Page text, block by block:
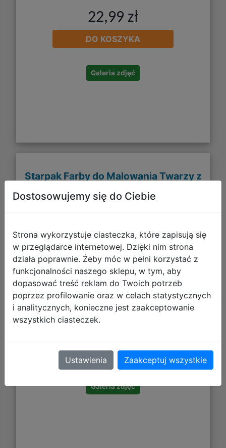
22,99 zł
DO KOSZYKA
Galeria zdjęć
Starpak Farby do Malowania Twarzy z
Brokatem 6 Kolorów Wróżki 528373
DO KOSZYKA
Galeria zdjęć
Dostosowujemy się do Ciebie
Strona wykorzystuje ciasteczka, które zapisują się
w przeglądarce internetowej. Dzięki nim strona
działa poprawnie. Żeby móc w pełni korzystać z
funkcjonalności naszego sklepu, w tym, aby
dopasować treść reklam do Twoich potrzeb
poprzez profilowanie oraz w celach statystycznych
i analitycznych, konieczne jest zaakceptowanie
wszystkich ciasteczek.
Ustawienia Zaakceptuj wszystkie